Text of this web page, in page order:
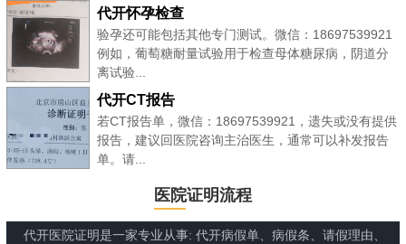
代开怀孕检查
验孕还可能包括其他专门测试。微信：18697539921
例如，葡萄糖耐量试验用于检查母体糖尿病，阴道分
离试验...
代开CT报告
若CT报告单，微信：18697539921，遗失或没有提供
报告，建议回医院咨询主治医生，通常可以补发报告
单。请...
医院证明流程
代开医院证明是一家专业从事: 代开病假单、病假条、请假理由、